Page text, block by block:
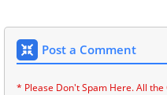
Post a Comment
* Please Don't Spam Here. All